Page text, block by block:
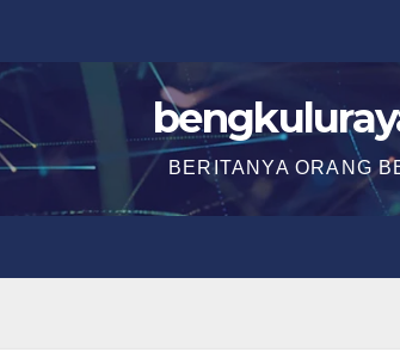
BERITANYA ORANG